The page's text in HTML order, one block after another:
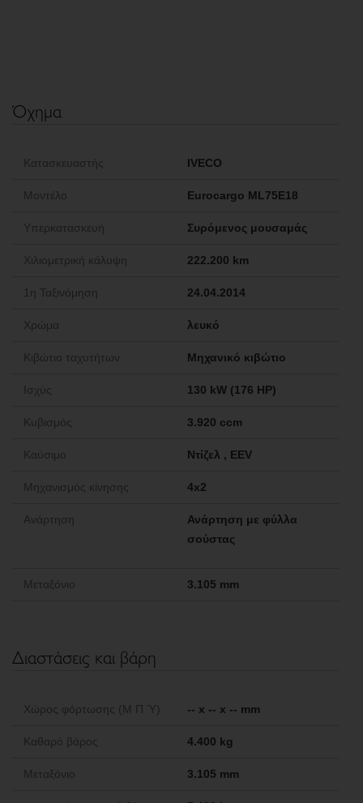
Όχημα
Κατασκευαστής IVECO
Μοντέλο Eurocargo ML75E18
Υπερκατασκευή Συρόμενος μουσαμάς
Χιλιομετρική κάλυψη 222.200 km
1η Ταξινόμηση 24.04.2014
Χρώμα λευκό
Κιβώτιο ταχυτήτων Μηχανικό κιβώτιο
Ισχύς 130 kW (176 HP)
Κυβισμός 3.920 ccm
Καύσιμο Ντίζελ , EEV
Μηχανισμός κίνησης 4x2
Ανάρτηση
Ανάρτηση με φύλλα
σούστας
Μεταξόνιο 3.105 mm
Διαστάσεις και βάρη
Χώρος φόρτωσης (Μ Π Ύ) -- x -- x -- mm
Καθαρό βάρος 4.400 kg
Μεταξόνιο 3.105 mm